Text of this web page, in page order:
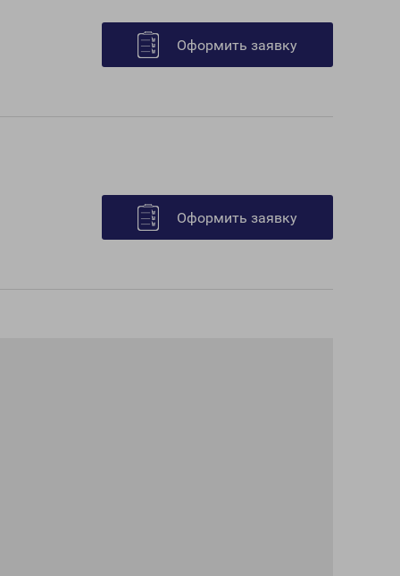
Оформить заявку
Оформить заявку